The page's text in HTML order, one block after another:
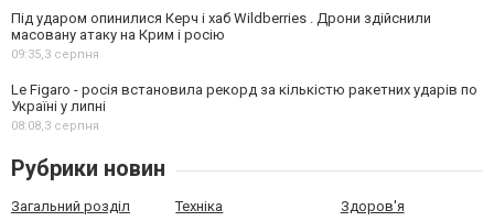
Під ударом опинилися Керч і хаб Wildberries . Дрони здійснили
масовану атаку на Крим і росію
09:35,3 серпня
Le Figaro - росія встановила рекорд за кількістю ракетних ударів по
Україні у липні
08:08,3 серпня
Рубрики новин
Загальний розділ Техніка Здоров'я